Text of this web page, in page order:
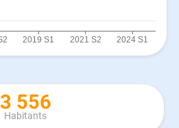
3 556
Habitants